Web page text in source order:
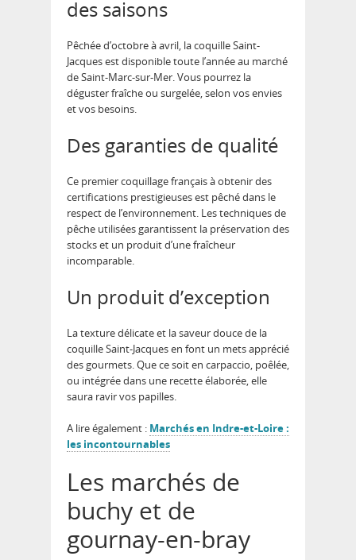
des saisons
Pêchée d’octobre à avril, la coquille Saint-
Jacques est disponible toute l’année au marché
de Saint-Marc-sur-Mer. Vous pourrez la
déguster fraîche ou surgelée, selon vos envies
et vos besoins.
Des garanties de qualité
Ce premier coquillage français à obtenir des
certifications prestigieuses est pêché dans le
respect de l’environnement. Les techniques de
pêche utilisées garantissent la préservation des
stocks et un produit d’une fraîcheur
incomparable.
Un produit d’exception
La texture délicate et la saveur douce de la
coquille Saint-Jacques en font un mets apprécié
des gourmets. Que ce soit en carpaccio, poêlée,
ou intégrée dans une recette élaborée, elle
saura ravir vos papilles.
A lire également : Marchés en Indre-et-Loire :
les incontournables
Les marchés de
buchy et de
gournay-en-bray